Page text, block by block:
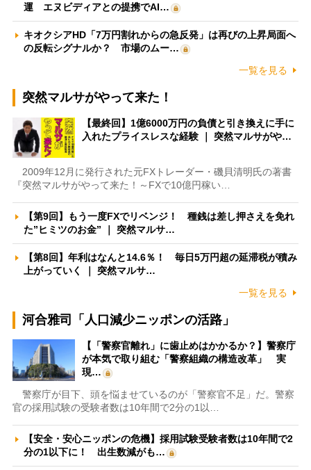
運 エヌビディアとの提携でAI…
キオクシアHD「7万円割れからの急反発」は再びの上昇局面へ
の反転シグナルか？ 市場のムー…
一覧を見る
突然マルサがやって来た！
【最終回】1億6000万円の負債と引き換えに手に
入れたプライスレスな経験 ｜ 突然マルサがや…
2009年12月に発行された元FXトレーダー・磯貝清明氏の著書
『突然マルサがやって来た！～FXで10億円稼い…
【第9回】もう一度FXでリベンジ！ 種銭は差し押さえを免れ
た”ヒミツのお金” ｜ 突然マルサ…
【第8回】年利はなんと14.6％！ 毎日5万円超の延滞税が積み
上がっていく ｜ 突然マルサ…
一覧を見る
河合雅司「人口減少ニッポンの活路」
【「警察官離れ」に歯止めはかかるか？】警察庁
が本気で取り組む「警察組織の構造改革」 実
現…
警察庁が目下、頭を悩ませているのが「警察官不足」だ。警察
官の採用試験の受験者数は10年間で2分の1以…
【安全・安心ニッポンの危機】採用試験受験者数は10年間で2
分の1以下に！ 出生数減がも…